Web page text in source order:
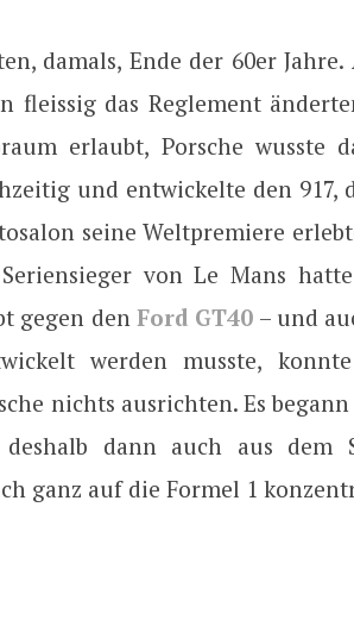
damals, Ende der 60er
fleissig das Reglement
erlaubt, Porsche wusste
und entwickelte den 917,
seine Weltpremiere
von Le Mans
gegen den Ford GT40 – und
werden musste,
nichts ausrichten. Es
dann auch aus dem
ganz auf die Formel 1